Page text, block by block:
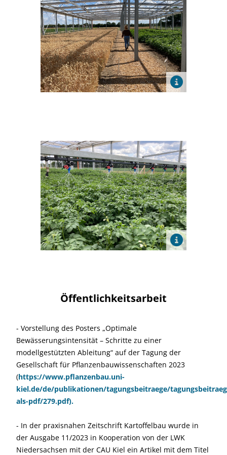
Öffentlichkeitsarbeit
- Vorstellung des Posters „Optimale
Bewässerungsintensität – Schritte zu einer
modellgestützten Ableitung“ auf der Tagung der
Gesellschaft für Pflanzenbauwissenschaften 2023
(https://www.pflanzenbau.uni-
kiel.de/de/publikationen/tagungsbeitraege/
als-pdf/279.pdf).
- In der praxisnahen Zeitschrift Kartoffelbau wurde in
der Ausgabe 11/2023 in Kooperation von der LWK
Niedersachsen mit der CAU Kiel ein Artikel mit dem Titel